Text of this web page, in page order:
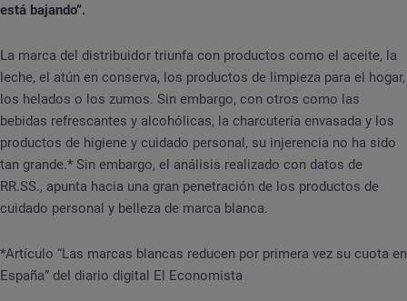
está bajando”.
La marca del distribuidor triunfa con productos como el aceite, la
leche, el atún en conserva, los productos de limpieza para el hogar,
los helados o los zumos. Sin embargo, con otros como las
bebidas refrescantes y alcohólicas, la charcutería envasada y los
productos de higiene y cuidado personal, su injerencia no ha sido
tan grande.* Sin embargo, el análisis realizado con datos de
RR.SS., apunta hacia una gran penetración de los productos de
cuidado personal y belleza de marca blanca.
*Artículo “Las marcas blancas reducen por primera vez su cuota en
España” del diario digital El Economista